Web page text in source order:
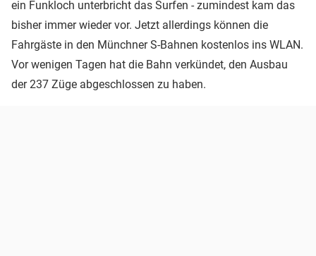
ein Funkloch unterbricht das Surfen - zumindest kam das
bisher immer wieder vor. Jetzt allerdings können die
Fahrgäste in den Münchner S-Bahnen kostenlos ins WLAN.
Vor wenigen Tagen hat die Bahn verkündet, den Ausbau
der 237 Züge abgeschlossen zu haben.